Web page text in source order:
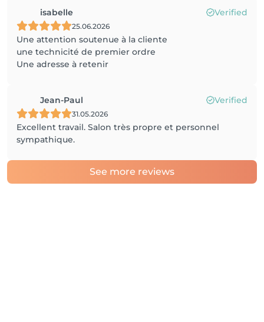
isabelle Verified
25.06.2026
Une attention soutenue à la cliente
une technicité de premier ordre
Une adresse à retenir
Jean-Paul Verified
31.05.2026
Excellent travail. Salon très propre et personnel
sympathique.
See more reviews